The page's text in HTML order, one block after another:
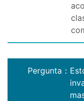
Pergunta ：